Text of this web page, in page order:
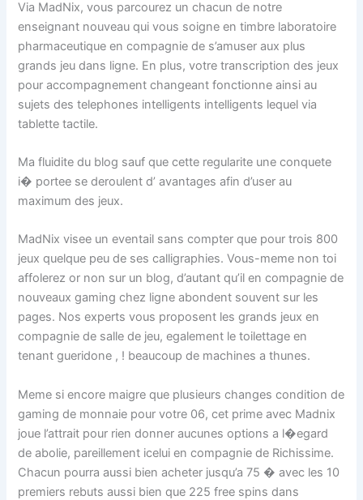
Via MadNix, vous parcourez un chacun de notre
enseignant nouveau qui vous soigne en timbre laboratoire
pharmaceutique en compagnie de s’amuser aux plus
grands jeu dans ligne. En plus, votre transcription des jeux
pour accompagnement changeant fonctionne ainsi au
sujets des telephones intelligents intelligents lequel via
tablette tactile.
Ma fluidite du blog sauf que cette regularite une conquete
i� portee se deroulent d’ avantages afin d’user au
maximum des jeux.
MadNix visee un eventail sans compter que pour trois 800
jeux quelque peu de ses calligraphies. Vous-meme non toi
affolerez or non sur un blog, d’autant qu’il en compagnie de
nouveaux gaming chez ligne abondent souvent sur les
pages. Nos experts vous proposent les grands jeux en
compagnie de salle de jeu, egalement le toilettage en
tenant gueridone , ! beaucoup de machines a thunes.
Meme si encore maigre que plusieurs changes condition de
gaming de monnaie pour votre 06, cet prime avec Madnix
joue l’attrait pour rien donner aucunes options a l�egard
de abolie, pareillement icelui en compagnie de Richissime.
Chacun pourra aussi bien acheter jusqu’a 75 � avec les 10
premiers rebuts aussi bien que 225 free spins dans